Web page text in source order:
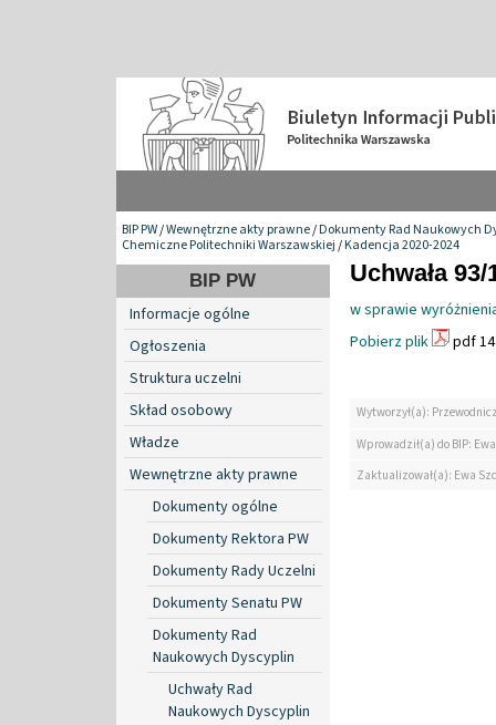
BIP PW/Wewnętrzne akty prawne/Dokumenty Rad Naukowych
Chemiczne Politechniki Warszawskiej/Kadencja 2020-2024
BIP PW
Informacje ogólne
Ogłoszenia
Struktura uczelni
Skład osobowy
Władze
Wewnętrzne akty prawne
Dokumenty ogólne
Dokumenty Rektora PW
Dokumenty Rady Uczelni
Dokumenty Senatu PW
Dokumenty Rad
Naukowych Dyscyplin
Uchwały Rad
Naukowych Dyscyplin
Uchwała 93/
w sprawie
Pobierz plik
pdf
Wytworzył(a):
Wprowadził(a) do BIP:
Zaktualizował(a): Ewa